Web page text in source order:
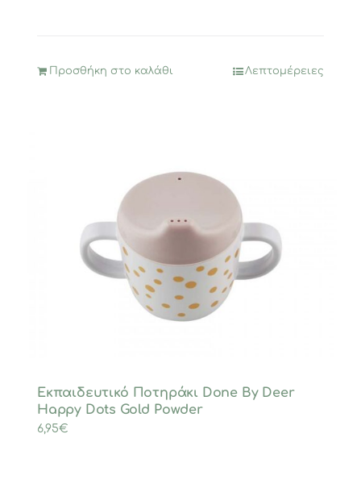
Προσθήκη στο καλάθι Λεπτομέρειες
Εκπαιδευτικό Ποτηράκι Done By Deer
Happy Dots Gold Powder
6,95€